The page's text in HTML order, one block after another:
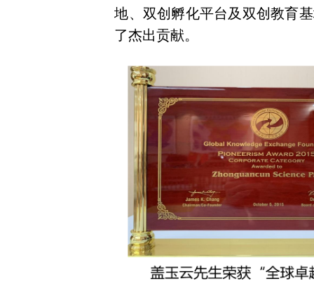
地、双创孵化平台及 双创教育
了杰出贡献。